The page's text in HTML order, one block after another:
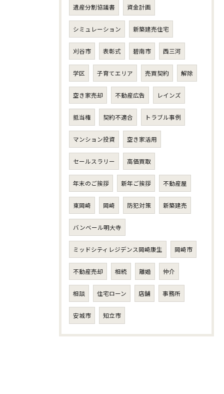
遺産分割協議書 資金計画
シミュレーション 新築建売住宅
刈谷市 表彰式 碧南市 西三河
学区 子育てエリア 売買契約 解除
空き家売却 不動産広告 レインズ
抵当権 契約不適合 トラブル事例
マンション投資 空き家活用
セールスラリー 高価買取
年末のご挨拶 新年ご挨拶 不動産屋
東岡崎 岡崎 防犯対策 新築建売
バンベール明大寺
ミッドシティレジデンス岡崎康生 岡崎市
不動産売却 相続 離婚 仲介
相談 住宅ローン 店舗 事務所
安城市 知立市